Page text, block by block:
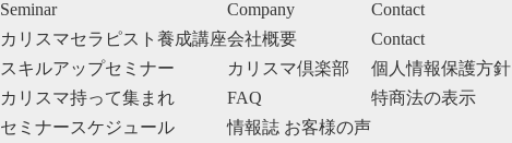
Seminar
カリスマセラピスト養成講座
スキルアップセミナー
カリスマ持って集まれ
セミナースケジュール
Company
会社概要
カリスマ倶楽部
FAQ
情報誌 お客様の声
Contact
Contact
個人情報保護方針
特商法の表示